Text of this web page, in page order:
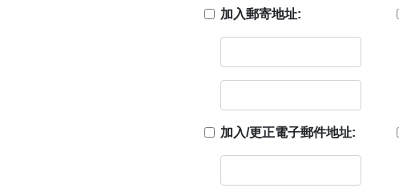
加入郵寄地址:
加入/更正電子郵件地址: